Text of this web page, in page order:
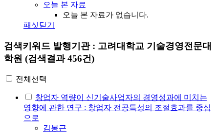
오늘 본 자료
오늘 본 자료가 없습니다.
패싯닫기
검색키워드 발행기관 : 고려대학교 기술경영전문대
학원 (검색결과 456건)
전체선택
창업자 역량이 신기술사업자의 경영성과에 미치는
영향에 관한 연구 : 창업자 전공특성의 조절효과를 중심
으로
김봉근